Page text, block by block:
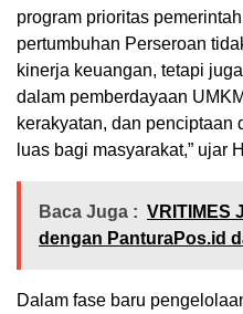
program prioritas
pertumbuhan Perseroan
kinerja keuangan, tetapi
dalam pemberdayaan
kerakyatan, dan penciptaan
luas bagi masyarakat,” ujar
Baca Juga : VRITIMES
dengan PanturaPos.id
Dalam fase baru